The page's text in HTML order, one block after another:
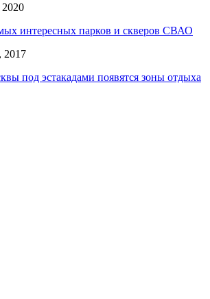
интересных парков и скверов СВАО
под эстакадами появятся зоны отдыха